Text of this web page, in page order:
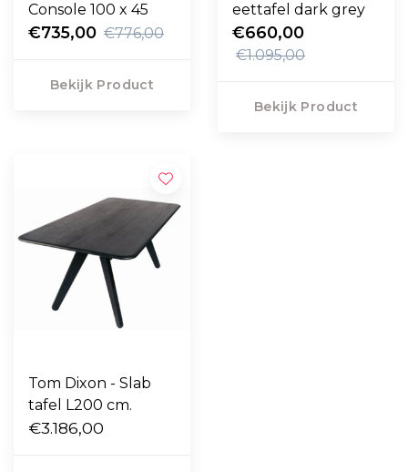
Console 100 x 45
€735,00 €776,00
Bekijk Product
eettafel dark grey
€660,00
€1.095,00
Bekijk Product
Tom Dixon - Slab
tafel L200 cm.
€3.186,00